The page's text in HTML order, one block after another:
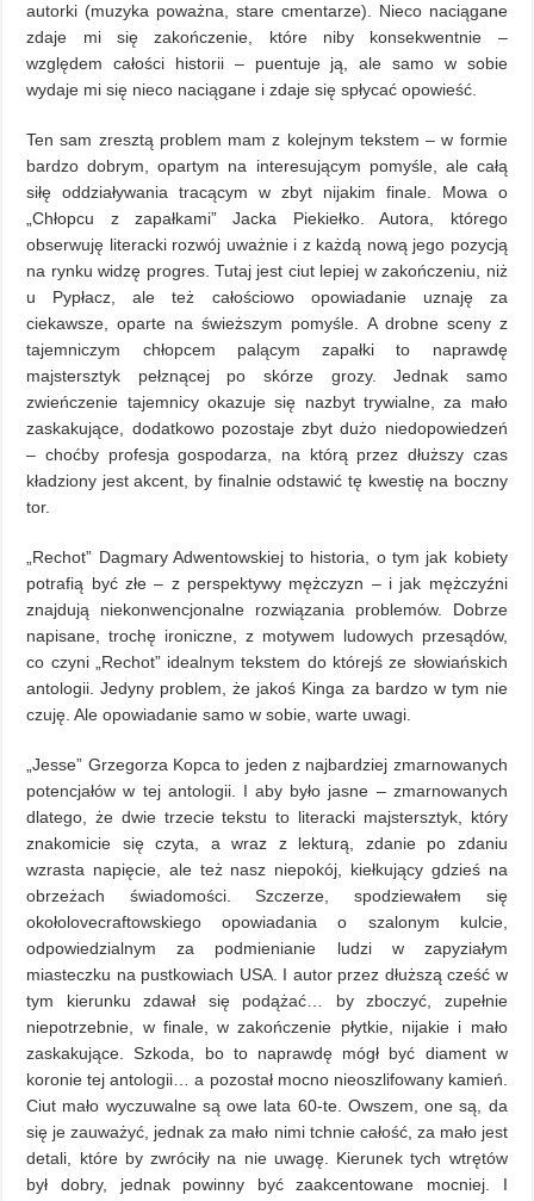
autorki (muzyka poważna, stare cmentarze). Nieco naciągane
zdaje mi się zakończenie, które niby konsekwentnie –
względem całości historii – puentuje ją, ale samo w sobie
wydaje mi się nieco naciągane i zdaje się spłycać opowieść.
Ten sam zresztą problem mam z kolejnym tekstem – w formie
bardzo dobrym, opartym na interesującym pomyśle, ale całą
siłę oddziaływania tracącym w zbyt nijakim finale. Mowa o
„Chłopcu z zapałkami” Jacka Piekiełko. Autora, którego
obserwuję literacki rozwój uważnie i z każdą nową jego pozycją
na rynku widzę progres. Tutaj jest ciut lepiej w zakończeniu, niż
u Pypłacz, ale też całościowo opowiadanie uznaję za
ciekawsze, oparte na świeższym pomyśle. A drobne sceny z
tajemniczym chłopcem palącym zapałki to naprawdę
majstersztyk pełznącej po skórze grozy. Jednak samo
zwieńczenie tajemnicy okazuje się nazbyt trywialne, za mało
zaskakujące, dodatkowo pozostaje zbyt dużo niedopowiedzeń
– choćby profesja gospodarza, na którą przez dłuższy czas
kładziony jest akcent, by finalnie odstawić tę kwestię na boczny
tor.
„Rechot” Dagmary Adwentowskiej to historia, o tym jak kobiety
potrafią być złe – z perspektywy mężczyzn – i jak mężczyźni
znajdują niekonwencjonalne rozwiązania problemów. Dobrze
napisane, trochę ironiczne, z motywem ludowych przesądów,
co czyni „Rechot” idealnym tekstem do którejś ze słowiańskich
antologii. Jedyny problem, że jakoś Kinga za bardzo w tym nie
czuję. Ale opowiadanie samo w sobie, warte uwagi.
„Jesse” Grzegorza Kopca to jeden z najbardziej zmarnowanych
potencjałów w tej antologii. I aby było jasne – zmarnowanych
dlatego, że dwie trzecie tekstu to literacki majstersztyk, który
znakomicie się czyta, a wraz z lekturą, zdanie po zdaniu
wzrasta napięcie, ale też nasz niepokój, kiełkujący gdzieś na
obrzeżach świadomości. Szczerze, spodziewałem się
okołolovecraftowskiego opowiadania o szalonym kulcie,
odpowiedzialnym za podmienianie ludzi w zapyziałym
miasteczku na pustkowiach USA. I autor przez dłuższą cześć w
tym kierunku zdawał się podążać… by zboczyć, zupełnie
niepotrzebnie, w finale, w zakończenie płytkie, nijakie i mało
zaskakujące. Szkoda, bo to naprawdę mógł być diament w
koronie tej antologii… a pozostał mocno nieoszlifowany kamień.
Ciut mało wyczuwalne są owe lata 60-te. Owszem, one są, da
się je zauważyć, jednak za mało nimi tchnie całość, za mało jest
detali, które by zwróciły na nie uwagę. Kierunek tych wtrętów
był dobry, jednak powinny być zaakcentowane mocniej. I